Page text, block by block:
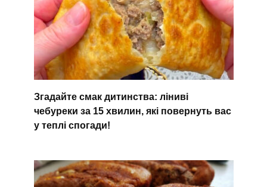
Згадайте смак дитинства: ліниві
чебуреки за 15 хвилин, які повернуть вас
у теплі спогади!